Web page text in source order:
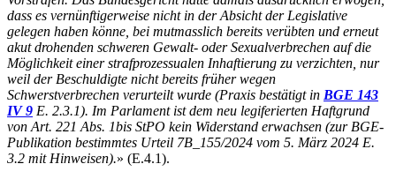
dass es vernünftigerweise nicht in der Absicht der Legislative
gelegen haben könne, bei mutmasslich bereits verübten und erneut
akut drohenden schweren Gewalt- oder Sexualverbrechen auf die
Möglichkeit einer strafprozessualen Inhaftierung zu verzichten, nur
weil der Beschuldigte nicht bereits früher wegen
Schwerstverbrechen verurteilt wurde (Praxis bestätigt in BGE 143
IV 9 E. 2.3.1). Im Parlament ist dem neu legiferierten Haftgrund
von Art. 221 Abs. 1bis StPO kein Widerstand erwachsen (zur BGE-
Publikation bestimmtes Urteil 7B_155/2024 vom 5. März 2024 E.
3.2 mit Hinweisen).» (E.4.1).